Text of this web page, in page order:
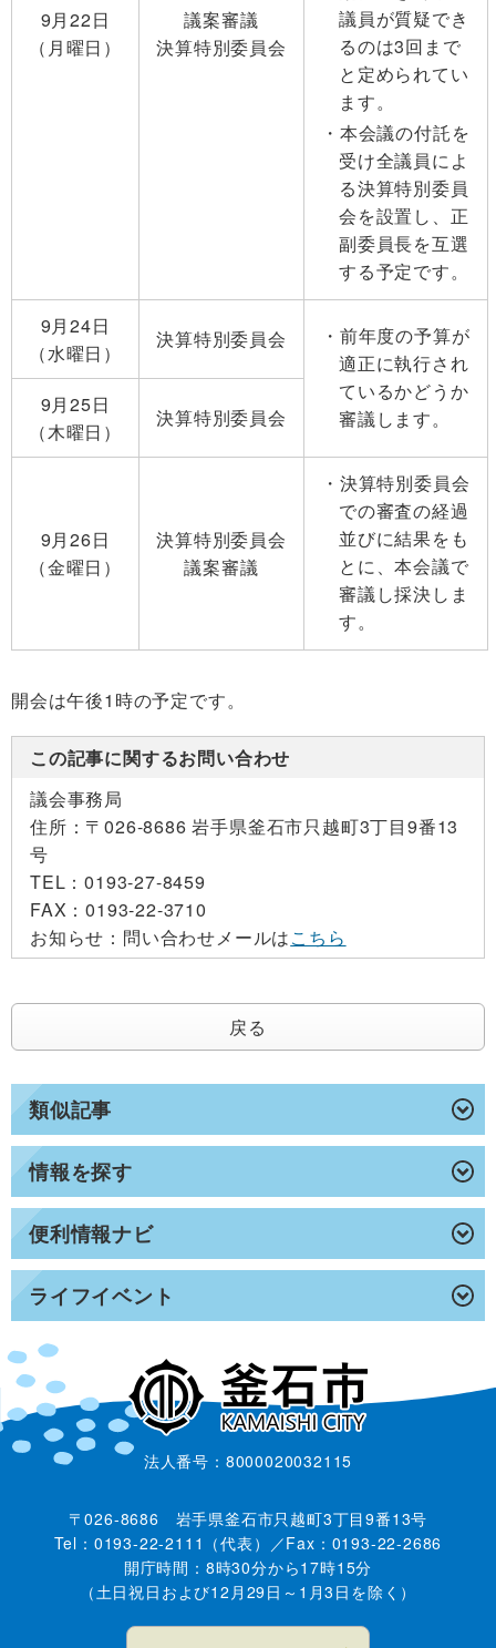
類似記事
情報を探す
便利情報ナビ
ライフイベント
9月22日
（月曜日）
議案審議
決算特別委員会
議員が質疑でき
るのは3回まで
と定められてい
ます。
本会議の付託を
受け全議員によ
る決算特別委員
会を設置し、正
副委員長を互選
する予定です。
9月24日
（水曜日）
決算特別委員会
前年度の予算が
適正に執行され
ているかどうか
審議します。
9月25日
（木曜日）
決算特別委員会
9月26日
（金曜日）
決算特別委員会
議案審議
決算特別委員会
での審査の経過
並びに結果をも
とに、本会議で
審議し採決しま
す。
開会は午後1時の予定です。
この記事に関するお問い合わせ
議会事務局
住所： 〒026-8686 岩手県釜石市只越町3丁目9番13
号
TEL：0193-27-8459
FAX：0193-22-3710
お知らせ： 問い合わせメールはこちら
戻る
法人番号：8000020032115
〒026-8686 岩手県釜石市只越町3丁目9番13号
Tel：0193-22-2111（代表）／Fax：0193-22-2686
開庁時間：8時30分から17時15分
（土日祝日および12月29日～1月3日を除く）